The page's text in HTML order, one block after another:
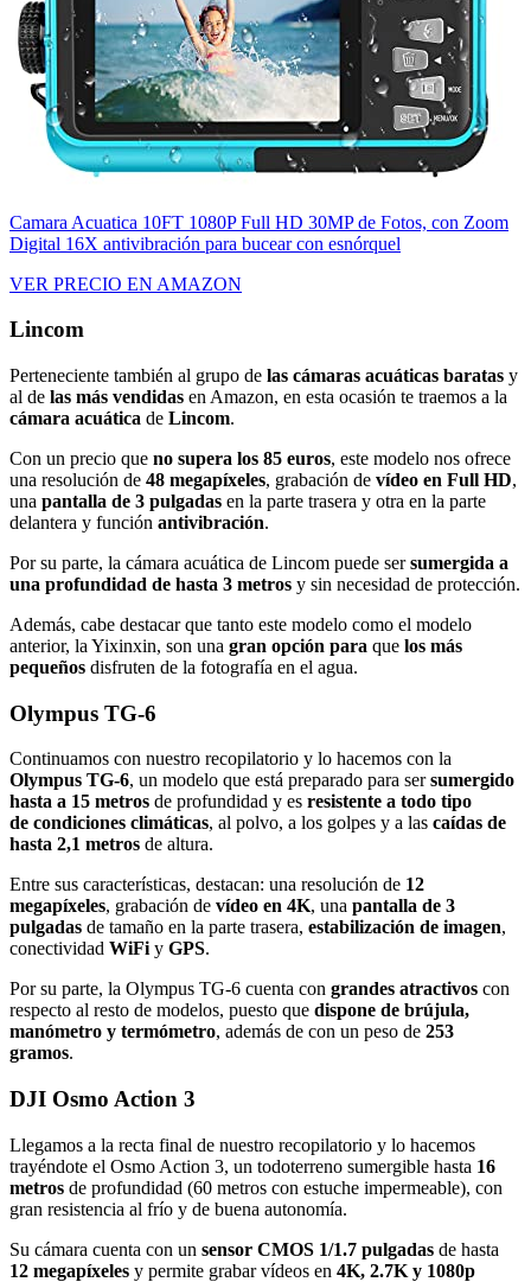
Camara Acuatica 10FT 1080P Full HD 30MP de Fotos, con Zoom
Digital 16X antivibración para bucear con esnórquel
VER PRECIO EN AMAZON
Lincom
Perteneciente también al grupo de las cámaras acuáticas baratas y
al de las más vendidas en Amazon, en esta ocasión te traemos a la
cámara acuática de Lincom.
Con un precio que no supera los 85 euros, este modelo nos ofrece
una resolución de 48 megapíxeles, grabación de vídeo en Full HD,
una pantalla de 3 pulgadas en la parte trasera y otra en la parte
delantera y función antivibración.
Por su parte, la cámara acuática de Lincom puede sersumergida a
una profundidad de hasta 3 metros y sin necesidad de protección.
Además, cabe destacar que tanto este modelo como el modelo
anterior, la Yixinxin, son una gran opción para que los más
pequeños disfruten de la fotografía en el agua.
Olympus TG-6
Continuamos con nuestro recopilatorio y lo hacemos con la
Olympus TG-6, un modelo que está preparado para sersumergido
hasta a 15 metros de profundidad y es resistente a todo tipo
de condiciones climáticas, al polvo, a los golpes y a las caídas de
hasta 2,1 metros de altura.
Entre sus características, destacan: una resolución de 12
megapíxeles, grabación de vídeo en 4K, una pantalla de 3
pulgadas de tamaño en la parte trasera, estabilización de imagen,
conectividad WiFiy GPS.
Por su parte, la Olympus TG-6 cuenta con grandes atractivos con
respecto al resto de modelos, puesto que dispone de brújula,
manómetro y termómetro, además de con un peso de 253
gramos.
DJI Osmo Action 3
Llegamos a la recta final de nuestro recopilatorio y lo hacemos
trayéndote el Osmo Action 3, un todoterreno sumergible hasta 16
metros de profundidad (60 metros con estuche impermeable), con
gran resistencia al frío y de buena autonomía.
Su cámara cuenta con un sensor CMOS 1/1.7 pulgadas de hasta
12 megapíxeles y permite grabar vídeos en 4K, 2.7K y 1080p